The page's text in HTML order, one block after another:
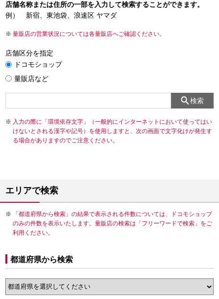
店舗名称または住所の一部を入力して検索することができます。
例） 新宿、東池袋、浪速区 ヤマダ
量販店の営業状況については各量販店へご確認ください。
店舗区分を指定
ドコモショップ
量販店など
検索
入力の際に「環境依存文字」（一般的にインターネットにおいて使ってはい
けないとされる漢字や記号）を使用しますと、次の画面で文字化けが発生す
る場合がありますのでご注意ください。
エリアで検索
「都道府県から検索」の結果で表示される件数については、ドコモショップ
のみの件数を表示いたします。量販店の検索は「フリーワードで検索」をご
利用ください。
都道府県から検索